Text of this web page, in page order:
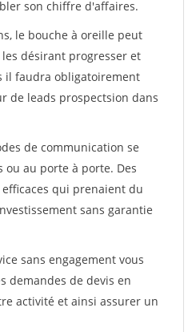
son chiffre d'affaires.
le bouche à oreille peut
désirant progresser et
il faudra obligatoirement
de leads prospectsion dans
de communication se
au porte à porte. Des
qui prenaient du
sans garantie
sans engagement vous
demandes de devis en
activité et ainsi assurer un